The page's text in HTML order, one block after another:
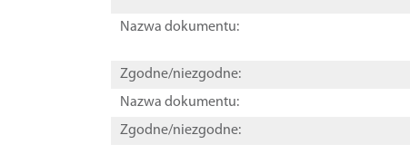
Nazwa dokumentu:
Zgodne/niezgodne:
Nazwa dokumentu:
Zgodne/niezgodne: